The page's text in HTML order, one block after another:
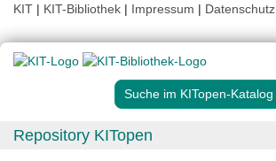
KIT | KIT-Bibliothek | Impressum | Datenschutz
Suche im KITopen-Katalog
Repository KITopen